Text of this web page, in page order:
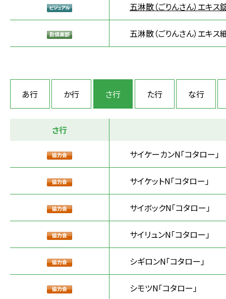
五淋散（ごりんさん）エキス
五淋散（ごりんさん）エキス
あ行 か行 さ行 た行 な行
さ行
サイケーカンN「コタロー」
サイケットN「コタロー」
サイボックN「コタロー」
サイリュンN「コタロー」
シギロンN「コタロー」
シモツN「コタロー」